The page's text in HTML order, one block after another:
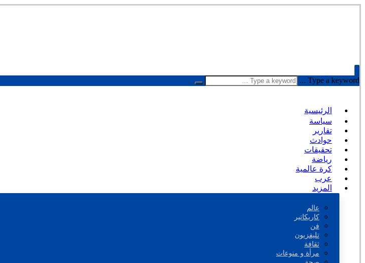
Type a keyword ...
الرئيسية
سياسة
تقارير
حوادث
تحقيقات
رياضة
كرة عالمية
عرب
المزيد
عالم
كاريكاتير
فن
تليفزيون
ثقافة
مرأة و منوعات